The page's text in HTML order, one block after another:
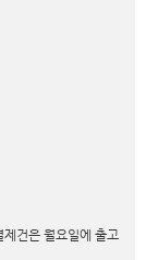
건은 월요일에 출고